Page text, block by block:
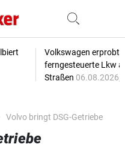
Volkswagen erprobt
ferngesteuerte Lkw
Straßen 06.08.2026,
Volvo bringt DSG-Getriebe